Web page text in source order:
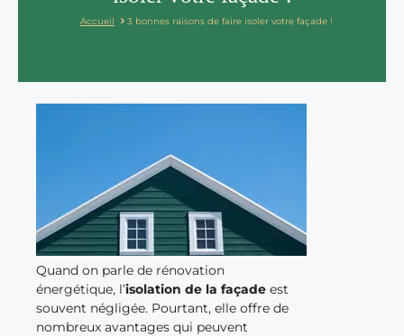
Accueil 3 bonnes raisons de faire isoler votre façade !
Quand on parle de rénovation
énergétique, l’isolation de la façade est
souvent négligée. Pourtant, elle offre de
nombreux avantages qui peuvent